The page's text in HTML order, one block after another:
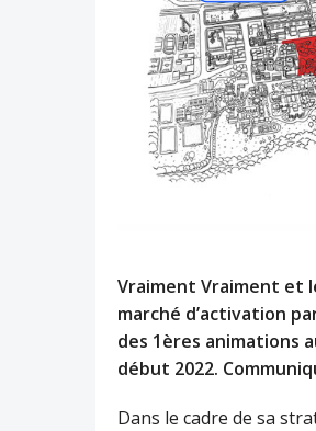
Vraiment Vraiment et
marché d’activation
des 1ères animations
début 2022.
Dans le cadre de sa